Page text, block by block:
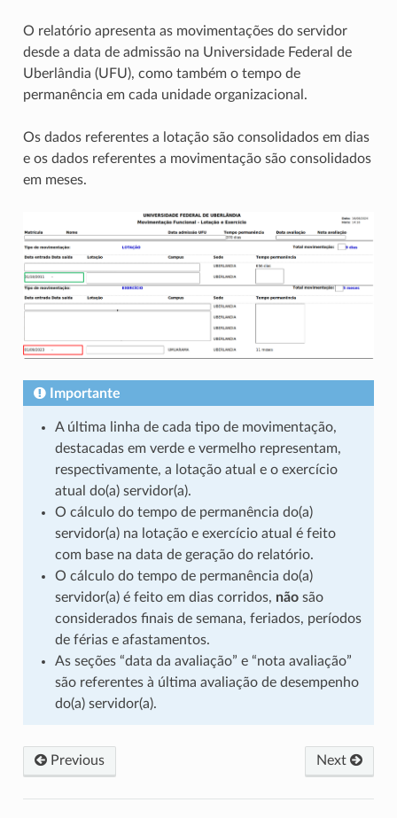
O relatório apresenta as movimentações do servidor
desde a data de admissão na Universidade Federal de
Uberlândia (UFU), como também o tempo de
permanência em cada unidade organizacional.
Os dados referentes a lotação são consolidados em dias
e os dados referentes a movimentação são consolidados
em meses.
Importante
A última linha de cada tipo de movimentação,
destacadas em verde e vermelho representam,
respectivamente, a lotação atual e o exercício
atual do(a) servidor(a).
O cálculo do tempo de permanência do(a)
servidor(a) na lotação e exercício atual é feito
com base na data de geração do relatório.
O cálculo do tempo de permanência do(a)
servidor(a) é feito em dias corridos, nãosão
considerados finais de semana, feriados, períodos
de férias e afastamentos.
As seções “data da avaliação” e “nota avaliação”
são referentes à última avaliação de desempenho
do(a) servidor(a).
Previous Next